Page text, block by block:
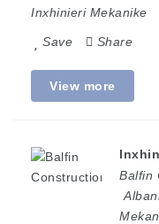
Inxhinieri Mekanike
Save Share
View more
Balfin